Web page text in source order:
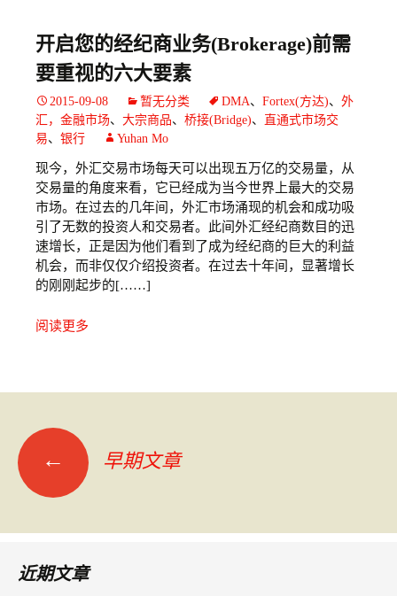
开启您的经纪商业务(Brokerage)前需
要重视的六大要素
2015-09-08 暂无分类 DMA、 Fortex(方达)、 外
汇，金融市场、 大宗商品、 桥接(Bridge)、
直通式市场交
易、 银行 Yuhan Mo
现今，外汇交易市场每天可以出现五万亿的交易量，从
交易量的角度来看，它已经成为当今世界上最大的交易
市场。在过去的几年间，外汇市场涌现的机会和成功吸
引了无数的投资人和交易者。此间外汇经纪商数目的迅
速增长，正是因为他们看到了成为经纪商的巨大的利益
机会，而非仅仅介绍投资者。在过去十年间，显著增长
的刚刚起步的[……]
阅读更多
文
导
航
← 早期文章
近期文章